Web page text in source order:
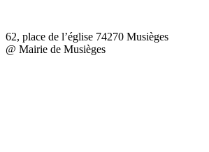
62, place de l’église 74270 Musièges
@ Mairie de Musièges